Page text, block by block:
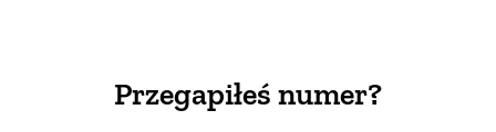
Przegapiłeś numer?